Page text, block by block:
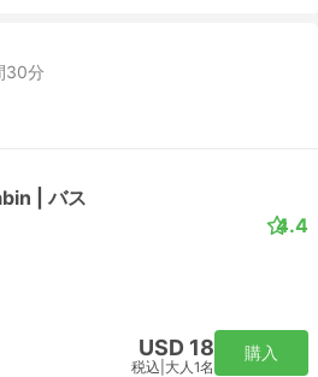
30分
| バス
4.4
USD 18
税込 大人1名
購入